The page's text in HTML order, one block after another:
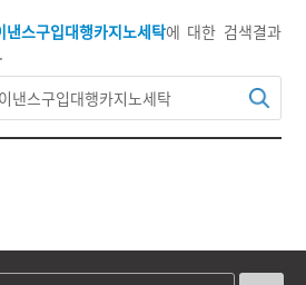
스구입대행카지노세탁에 대한 검색결과